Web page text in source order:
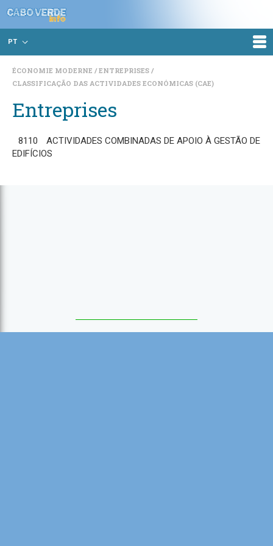
PT
ÉCONOMIE MODERNE
ENTREPRISES
CLASSIFICAÇÃO DAS ACTIVIDADES ECONÓMICAS (CAE)
Entreprises
8110
ACTIVIDADES COMBINADAS DE APOIO À GESTÃO DE
EDIFÍCIOS